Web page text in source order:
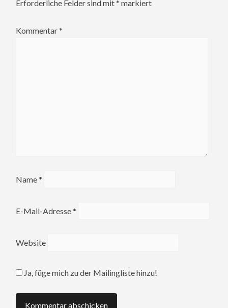
Erforderliche Felder sind mit* markiert
Kommentar*
Name*
E-Mail-Adresse*
Website
Ja, füge mich zu der Mailingliste hinzu!